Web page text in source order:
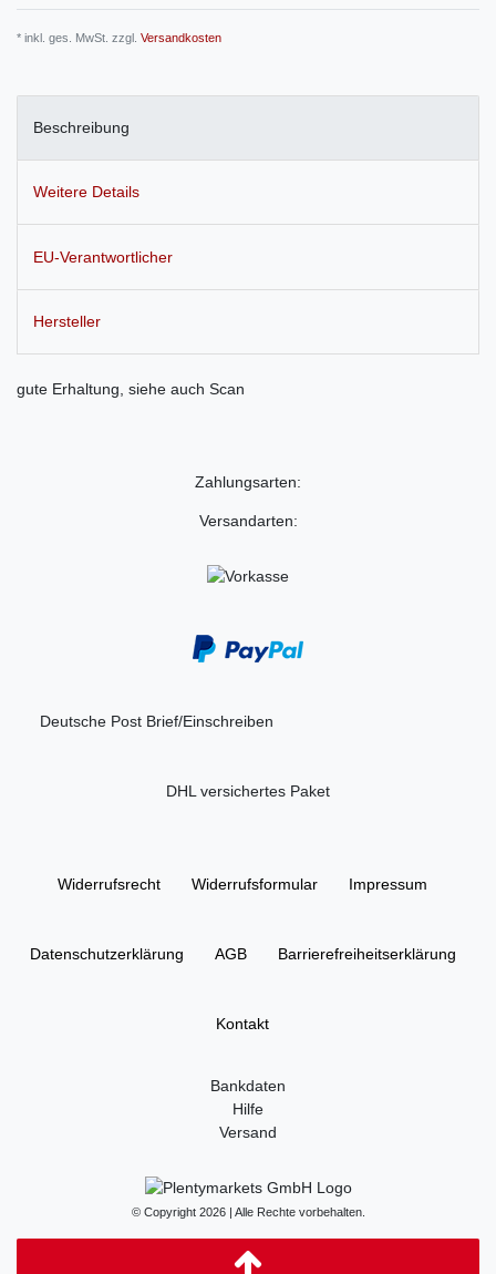
* inkl. ges. MwSt. zzgl. Versandkosten
Beschreibung
Weitere Details
EU-Verantwortlicher
Hersteller
gute Erhaltung, siehe auch Scan
Zahlungsarten:
Versandarten:
Deutsche Post Brief/Einschreiben
DHL versichertes Paket
Widerrufs­recht Widerrufs­formular Impressum
Daten­schutz­erklärung AGB Barrierefreiheitserklärung
Kontakt
Bankdaten
Hilfe
Versand
© Copyright 2026 | Alle Rechte vorbehalten.